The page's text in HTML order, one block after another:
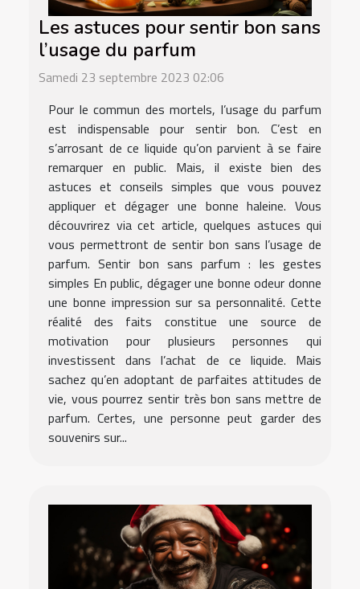
Les astuces pour sentir bon sans
l’usage du parfum
Samedi 23 septembre 2023 02:06
Pour le commun des mortels, l’usage du parfum
est indispensable pour sentir bon. C’est en
s’arrosant de ce liquide qu’on parvient à se faire
remarquer en public. Mais, il existe bien des
astuces et conseils simples que vous pouvez
appliquer et dégager une bonne haleine. Vous
découvrirez via cet article, quelques astuces qui
vous permettront de sentir bon sans l’usage de
parfum. Sentir bon sans parfum : les gestes
simples En public, dégager une bonne odeur donne
une bonne impression sur sa personnalité. Cette
réalité des faits constitue une source de
motivation pour plusieurs personnes qui
investissent dans l’achat de ce liquide. Mais
sachez qu’en adoptant de parfaites attitudes de
vie, vous pourrez sentir très bon sans mettre de
parfum. Certes, une personne peut garder des
souvenirs sur...